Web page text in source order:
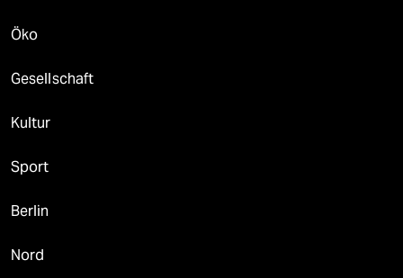
Öko
Gesellschaft
Kultur
Sport
Berlin
Nord